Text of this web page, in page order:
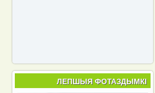
ЛЕПШЫЯ ФОТАЗДЫМКІ